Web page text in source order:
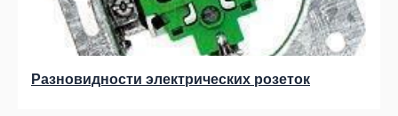
Разновидности электрических розеток